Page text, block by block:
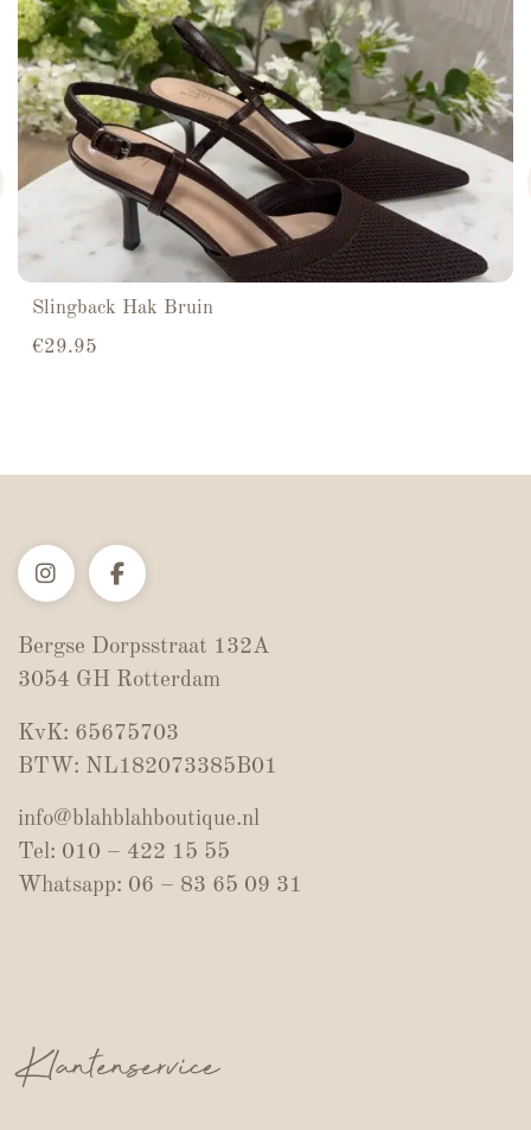
Slingback Hak Bruin
€29.95
Bergse Dorpsstraat 132A
3054 GH Rotterdam
KvK: 65675703
BTW: NL182073385B01
info@blahblahboutique.nl
Tel: 010 – 422 15 55
Whatsapp: 06 – 83 65 09 31
Klantenservice